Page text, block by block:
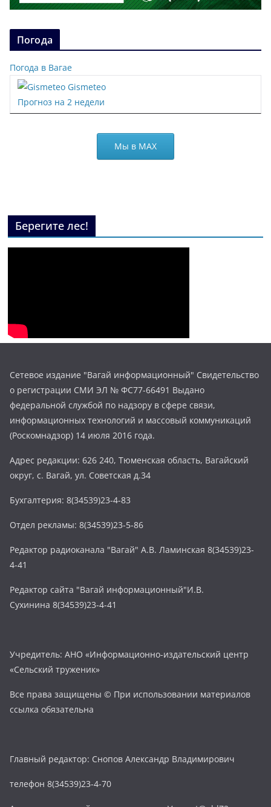
Погода
Погода в Вагае
Gismeteo
Прогноз на 2 недели
Мы в МАХ
Берегите лес!
Сетевое издание "Вагай информационный" Свидетельство
о регистрации СМИ ЭЛ № ФС77-66491 Выдано
федеральной службой по надзору в сфере связи,
информационных технологий и массовый коммуникаций
(Роскомнадзор) 14 июля 2016 года.
Адрес редакции: 626 240, Тюменская область, Вагайский
округ, с. Вагай, ул. Советская д.34
Бухгалтерия: 8(34539)23-4-83
Отдел рекламы: 8(34539)23-5-86
Редактор радиоканала "Вагай" А.В. Ламинская 8(34539)23-
4-41
Редактор сайта "Вагай информационный"И.В.
Сухинина 8(34539)23-4-41
Учредитель: АНО «Информационно-издательский центр
«Сельский труженик»
Все права защищены © При использовании материалов
ссылка обязательна
Главный редактор: Снопов Александр Владимирович
телефон 8(34539)23-4-70